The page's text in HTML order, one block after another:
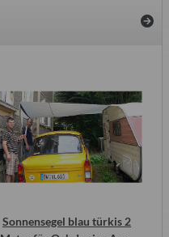
Sonnensegel blau türkis 2